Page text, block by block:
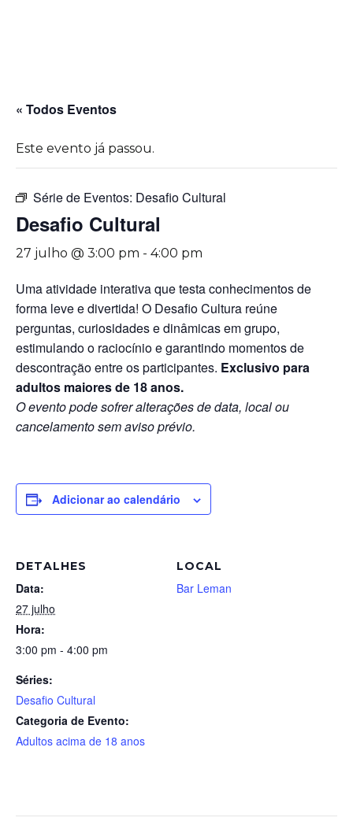
« Todos Eventos
Este evento já passou.
Série de Eventos: Desafio Cultural
Desafio Cultural
27 julho @ 3:00 pm - 4:00 pm
Uma atividade interativa que testa conhecimentos de
forma leve e divertida! O Desafio Cultura reúne
perguntas, curiosidades e dinâmicas em grupo,
estimulando o raciocínio e garantindo momentos de
descontração entre os participantes. Exclusivo para
adultos maiores de 18 anos.
O evento pode sofrer alterações de data, local ou
cancelamento sem aviso prévio.
Adicionar ao calendário
DETALHES
Data:
27 julho
Hora:
3:00 pm - 4:00 pm
Séries:
Desafio Cultural
Categoria de Evento:
Adultos acima de 18 anos
LOCAL
Bar Leman